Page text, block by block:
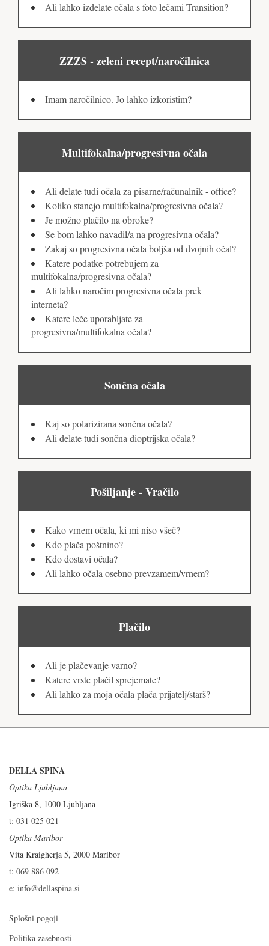
Ali lahko izdelate očala s foto lečami Transition?
ZZZS - zeleni recept/naročilnica
Imam naročilnico. Jo lahko izkoristim?
Multifokalna/progresivna očala
Ali delate tudi očala za pisarne/računalnik - office?
Koliko stanejo multifokalna/progresivna očala?
Je možno plačilo na obroke?
Se bom lahko navadil/a na progresivna očala?
Zakaj so progresivna očala boljša od dvojnih očal?
Katere podatke potrebujem za
multifokalna/progresivna očala?
Ali lahko naročim progresivna očala prek
interneta?
Katere leče uporabljate za
progresivna/multifokalna očala?
Sončna očala
Kaj so polarizirana sončna očala?
Ali delate tudi sončna dioptrijska očala?
Pošiljanje - Vračilo
Kako vrnem očala, ki mi niso všeč?
Kdo plača poštnino?
Kdo dostavi očala?
Ali lahko očala osebno prevzamem/vrnem?
Plačilo
Ali je plačevanje varno?
Katere vrste plačil sprejemate?
Ali lahko za moja očala plača prijatelj/starš?
DELLA SPINA
Optika Ljubljana
Igriška 8, 1000 Ljubljana
t: 031 025 021
Optika Maribor
Vita Kraigherja 5, 2000 Maribor
t: 069 886 092
e: info@dellaspina.si
Splošni pogoji
Politika zasebnosti